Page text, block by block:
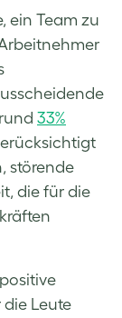
ein Team zu
33%
störende
die für die
Leute